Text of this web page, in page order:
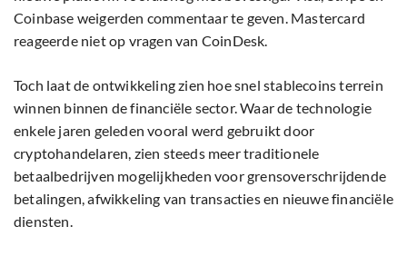
Coinbase weigerden commentaar te geven. Mastercard
reageerde niet op vragen van CoinDesk.
Toch laat de ontwikkeling zien hoe snel stablecoins terrein
winnen binnen de financiële sector. Waar de technologie
enkele jaren geleden vooral werd gebruikt door
cryptohandelaren, zien steeds meer traditionele
betaalbedrijven mogelijkheden voor grensoverschrijdende
betalingen, afwikkeling van transacties en nieuwe financiële
diensten.